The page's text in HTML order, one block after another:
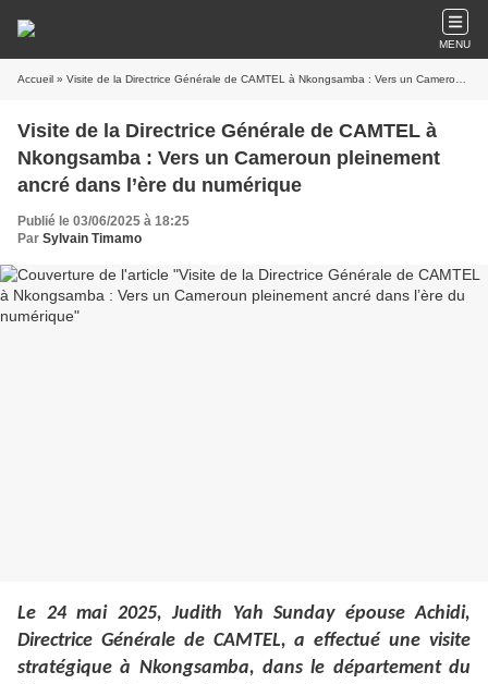
MENU
Accueil » Visite de la Directrice Générale de CAMTEL à Nkongsamba : Vers un Cameroun pleinement ancré dans l’ère du numérique
Visite de la Directrice Générale de CAMTEL à
Nkongsamba : Vers un Cameroun pleinement
ancré dans l’ère du numérique
Publié le 03/06/2025 à 18:25
Par Sylvain Timamo
Le 24 mai 2025, Judith Yah Sunday épouse Achidi,
Directrice Générale de CAMTEL, a effectué une visite
stratégique à Nkongsamba, dans le département du